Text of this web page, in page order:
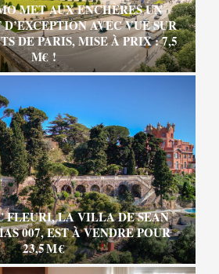
MET AUX ENCHÈRES UN
AVEC VUE SUR
DE PARIS, MISE À PRIX : 7,5
M€ !
FLEURI, LA VILLA DE SEAN
007, EST À VENDRE POUR
23,5 M €